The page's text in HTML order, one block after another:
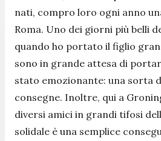
nati, compro loro ogni anno
Roma. Uno dei giorni più belli
quando ho portato il figlio
sono in grande attesa di
stato emozionante: una sorta
consegne. Inoltre, qui a
diversi amici in grandi tifosi
solidale è una semplice